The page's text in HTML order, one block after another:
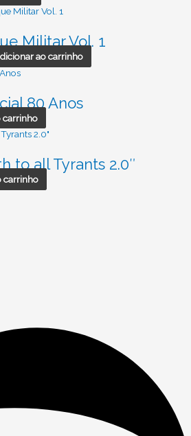
Militar Vol. 1
ao carrinho
80 Anos
carrinho
to all Tyrants 2.0″
carrinho